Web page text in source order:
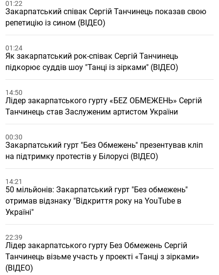
01:22
Закарпатський співак Сергій Танчинець показав свою
репетицію із сином (ВІДЕО)
01:24
Як закарпатський рок-співак Сергій Танчинець
підкорює суддів шоу "Танці із зірками" (ВІДЕО)
14:50
Лідер закарпатського гурту «БЕZ ОБМЕЖЕНЬ» Сергій
Танчинець став Заслуженим артистом України
00:30
Закарпатський гурт "Без Обмежень" презентував кліп
на підтримку протестів у Білорусі (ВІДЕО)
14:21
50 мільйонів: Закарпатський гурт "Без обмежень"
отримав відзнаку "Відкриття року на YouTube в
Україні"
22:39
Лідер закарпатського гурту Без Обмежень Сергій
Танчинець візьме участь у проекті «Танці з зірками»
(ВІДЕО)